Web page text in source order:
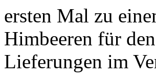
ersten Mal zu
Himbeeren für
Lieferungen im